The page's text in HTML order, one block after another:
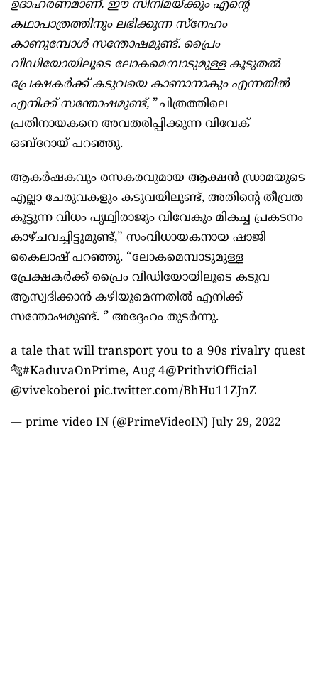
ഉദാഹരണമാണ്. ഈ സിനിമയ്ക്കും എന്റെ
കഥാപാത്രത്തിനും ലഭിക്കുന്ന സ്നേഹം
കാണുമ്പോൾ സന്തോഷമുണ്ട്. പ്രൈം
വീഡിയോയിലൂടെ ലോകമെമ്പാടുമുള്ള കൂടുതൽ
പ്രേക്ഷകർക്ക് കടുവയെ കാണാനാകും എന്നതിൽ
എനിക്ക് സന്തോഷമുണ്ട്, ”ചിത്രത്തിലെ
പ്രതിനായകനെ അവതരിപ്പിക്കുന്ന വിവേക്
ഒബ്റോയ് പറഞ്ഞു.
ആകർഷകവും രസകരവുമായ ആക്ഷൻ ഡ്രാമയുടെ
എല്ലാ ചേരുവകളും കടുവയിലുണ്ട്, അതിന്റെ തീവ്രത
കൂട്ടുന്ന വിധം പൃഥ്വിരാജും വിവേകും മികച്ച പ്രകടനം
കാഴ്ചവച്ചിട്ടുമുണ്ട്,” സംവിധായകനായ ഷാജി
കൈലാഷ് പറഞ്ഞു. “ലോകമെമ്പാടുമുള്ള
പ്രേക്ഷകർക്ക് പ്രൈം വീഡിയോയിലൂടെ കടുവ
ആസ്വദിക്കാൻ കഴിയുമെന്നതിൽ എനിക്ക്
സന്തോഷമുണ്ട്. ‘’ അദ്ദേഹം തുടർന്നു.
a tale that will transport you to a 90s rivalry quest
🐅#KaduvaOnPrime, Aug 4@PrithviOfficial
@vivekoberoi pic.twitter.com/BhHu11ZJnZ
— prime video IN (@PrimeVideoIN) July 29, 2022